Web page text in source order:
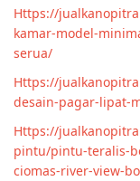
Https://
kamar-model-
serua/
Https://
desain-pagar-lipat-
Https://
pintu/pintu-teralis-
ciomas-river-view-